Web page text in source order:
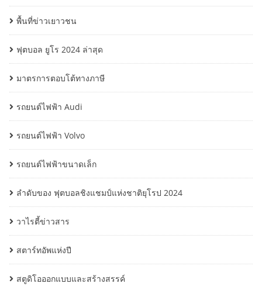
พื้นที่ข่าวเยาวชน
ฟุตบอล ยูโร 2024 ล่าสุด
มาตรการตอบโต้ทางภาษี
รถยนต์ไฟฟ้า Audi
รถยนต์ไฟฟ้า Volvo
รถยนต์ไฟฟ้าขนาดเล็ก
ลำดับของ ฟุตบอลชิงแชมป์แห่งชาติยุโรป 2024
วาไรตี้ข่าวสาร
สตาร์ทอัพแห่งปี
สตูดิโอออกแบบและสร้างสรรค์